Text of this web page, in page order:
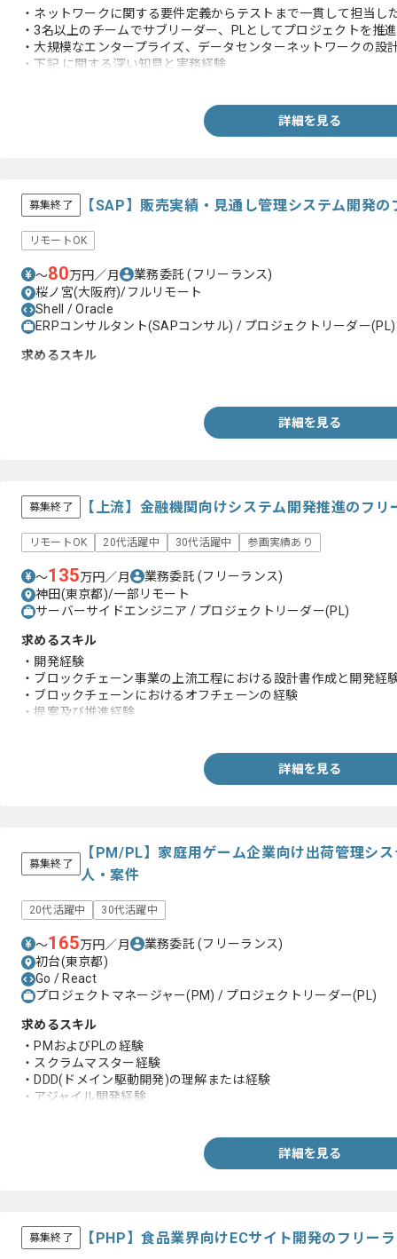
・ネットワークに関する要件定義からテストまで一貫して担当し
・3名以上のチームでサブリーダー、PLとしてプロジェクトを推
・大規模なエンタープライズ、データセンターネットワークの設
・下記 に関する深い知見と実務経験
詳細を見る
募集終了 【SAP】販売実績・見通し管理システム開発
リモートOK
〜80万円／月 業務委託(フリーランス)
桜ノ宮(大阪府)/フルリモート
Shell / Oracle
ERPコンサルタント(SAPコンサル) / プロジェクトリーダー(PL)
求めるスキル
詳細を見る
募集終了 【上流】金融機関向けシステム開発推進のフ
リモートOK 20代活躍中 30代活躍中 参画実績あり
〜135万円／月 業務委託(フリーランス)
神田(東京都)/一部リモート
サーバーサイドエンジニア / プロジェクトリーダー(PL)
求めるスキル
・開発経験
・ブロックチェーン事業の上流工程における設計書作成と開発経
・ブロックチェーンにおけるオフチェーンの経験
・提案及び推進経験
詳細を見る
募集終了
【PM/PL】家庭用ゲーム企業向け出荷管理シ
人・案件
20代活躍中 30代活躍中
〜165万円／月 業務委託(フリーランス)
初台(東京都)
Go / React
プロジェクトマネージャー(PM) / プロジェクトリーダー(PL)
求めるスキル
・PMおよびPLの経験
・スクラムマスター経験
・DDD(ドメイン駆動開発)の理解または経験
・アジャイル開発経験
・プロダクト品質での量産開発経験
詳細を見る
募集終了 【PHP】食品業界向けECサイト開発のフリー